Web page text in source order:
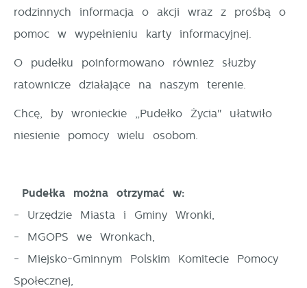
rodzinnych informacja o akcji wraz z prośbą o
pomoc w wypełnieniu karty informacyjnej.
O pudełku poinformowano również służby
ratownicze działające na naszym terenie.
Chcę, by wronieckie „Pudełko Życia" ułatwiło
niesienie pomocy wielu osobom.
Pudełka można otrzymać w:
- Urzędzie Miasta i Gminy Wronki,
- MGOPS we Wronkach,
- Miejsko-Gminnym Polskim Komitecie Pomocy
Społecznej,
pośredników prezentujących nasze treści w postaci